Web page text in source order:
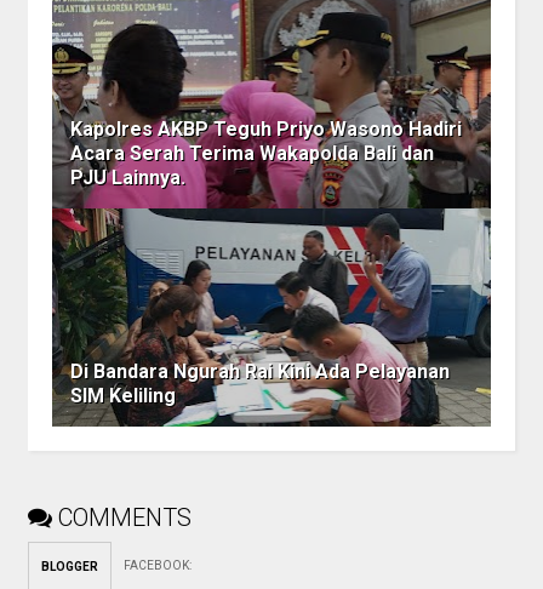
Kapolres AKBP Teguh Priyo Wasono Hadiri
Acara Serah Terima Wakapolda Bali dan
PJU Lainnya.
Di Bandara Ngurah Rai Kini Ada Pelayanan
SIM Keliling
COMMENTS
BLOGGER FACEBOOK: